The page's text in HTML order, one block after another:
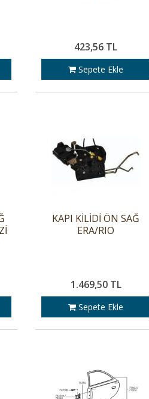
423,56 TL
Sepete Ekle
KAPI KİLİDİ ÖN SAĞ
ERA/RIO
1.469,50 TL
Sepete Ekle